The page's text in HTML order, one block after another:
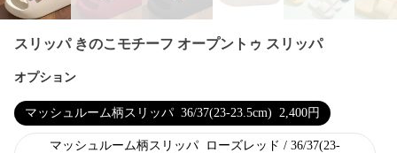
スリッパ きのこモチーフ オープントゥ スリッパ
オプション
マッシュルーム柄スリッパ 36/37(23-23.5cm) 2,400円
マッシュルーム柄スリッパ
ローズレッド / 36/37(23-